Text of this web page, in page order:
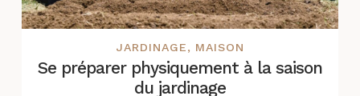
JARDINAGE, MAISON
Se préparer physiquement à la saison
du jardinage